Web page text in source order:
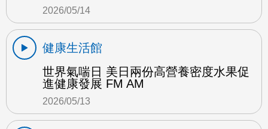
2026/05/14
健康生活館
世界氣喘日 美日兩份高營養密度水果促
進健康發展 FM AM
2026/05/13